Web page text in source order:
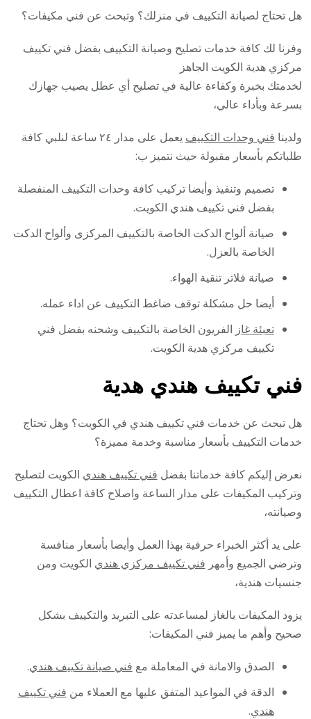
هل تحتاج لصيانة التكييف في منزلك؟ وتبحث عن فني مكيفات؟
وفرنا لك كافة خدمات تصليح وصيانة التكييف بفضل فني تكييف
مركزي هدية الكويت الجاهز
لخدمتك بخبرة وكفاءة عالية في تصليح أي عطل يصيب جهازك
بسرعة وبأداء عالي،
ولدينا فني وحدات التكييف
يعمل على مدار ٢٤ ساعة لنلبي كافة
طلباتكم بأسعار مقبولة حيث نتميز ب:
تصميم وتنفيذ وأيضا تركيب كافة وحدات التكييف المنفصلة
بفضل فني تكييف هندي الكويت.
صيانة ألواح الدكت الخاصة بالتكييف المركزى وألواح الدكت
الخاصة بالعزل.
صيانة فلاتر تنقية الهواء.
أيضا حل مشكلة توقف ضاغط التكييف عن اداء عمله.
تعبئة غاز الفريون الخاصة بالتكييف وشحنه بفضل فني
تكييف مركزي هدية الكويت.
فني تكييف هندي هدية
هل تبحث عن خدمات فني تكييف هندي في الكويت؟ وهل تحتاج
خدمات التكييف بأسعار مناسبة وخدمة مميزة؟
نعرض إليكم كافة خدماتنا بفضل فني تكييف هندي الكويت لتصليح
وتركيب المكيفات على مدار الساعة واصلاح كافة اعطال التكييف
وصيانته،
على يد أكثر الخبراء حرفية بهذا العمل وأيضا بأسعار منافسة
وترضي الجميع وأمهر فني تكييف مركزي هندي الكويت ومن
جنسيات هندية،
يزود المكيفات بالغاز لمساعدته على التبريد والتكييف بشكل
صحيح وأهم ما يميز فني المكيفات:
الصدق والامانة في المعاملة مع فني صيانة تكييف هندي.
الدقة في المواعيد المتفق عليها مع العملاء من فني تكييف
هندي.